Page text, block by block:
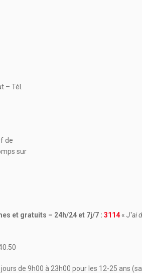
– Tél.
de
sur
et gratuits – 24h/24 et 7j/7 : 3114« J’ai
de 9h00 à 23h00 pour les 12-25 ans